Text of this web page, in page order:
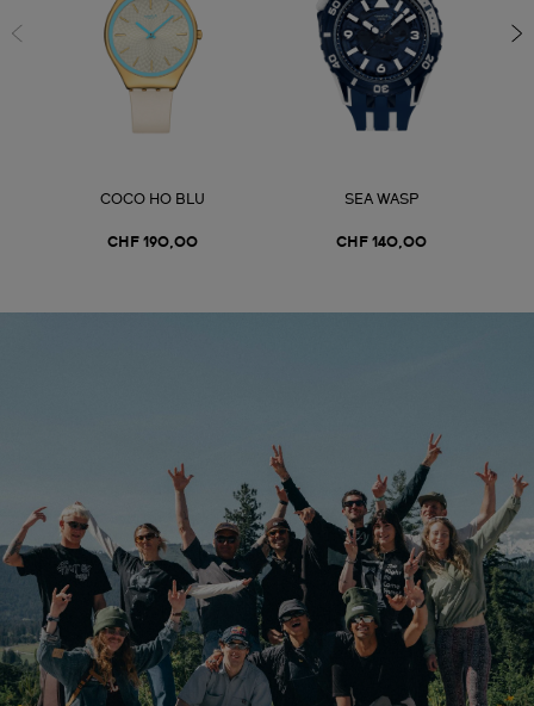
COCO HO BLU
CHF 190,00
SEA WASP
CHF 140,00